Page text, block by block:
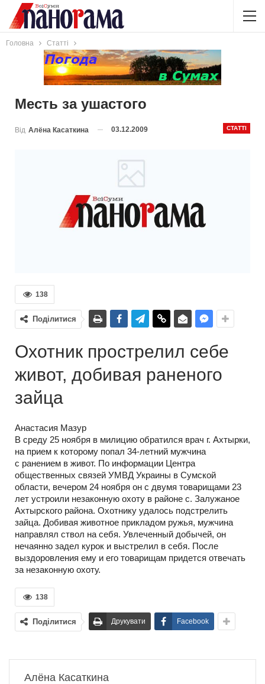
Головна Статті
Месть за ушастого
СТАТТІ
Від Алёна Касаткина 03.12.2009
138
Поділитися
Охотник прострелил себе
живот, добивая раненого
зайца
Анастасия Мазур
В среду 25 ноября в милицию обратился врач г. Ахтырки,
на прием к которому попал 34-летний мужчина
с ранением в живот. По информации Центра
общественных связей УМВД Украины в Сумской
области, вечером 24 ноября он с двумя товарищами 23
лет устроили незаконную охоту в районе с. Залужаное
Ахтырского района. Охотнику удалось подстрелить
зайца. Добивая животное прикладом ружья, мужчина
направлял ствол на себя. Увлеченный добычей, он
нечаянно задел курок и выстрелил в себя. После
выздоровления ему и его товарищам придется отвечать
за незаконную охоту.
138
Поділитися Друкувати Facebook
Алёна Касаткина